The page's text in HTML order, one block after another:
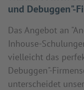
und Debuggen"-
Das Angebot an
Inhouse-
vielleicht das
Debuggen"-
unterscheidet